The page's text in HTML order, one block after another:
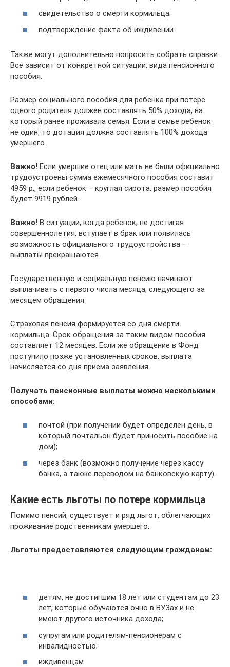
свидетельство о смерти кормильца;
подтверждение факта об иждивении.
Также могут дополнительно попросить собрать справки.
Все зависит от конкретной ситуации, вида пенсионного
пособия.
Размер социального пособия для ребенка при потере
одного родителя должен составлять 50% дохода, на
который ранее проживала семья. Если в семье ребенок
не один, то дотация должна составлять 100% дохода
умершего.
Важно! Если умершие отец или мать не были официально
трудоустроены сумма ежемесячного пособия составит
4959 р., если ребенок – круглая сирота, размер пособия
будет 9919 рублей.
Важно! В ситуации, когда ребенок, не достигая
совершеннолетия, вступает в брак или появилась
возможность официального трудоустройства –
выплаты прекращаются.
Государственную и социальную пенсию начинают
выплачивать с первого числа месяца, следующего за
месяцем обращения.
Страховая пенсия формируется со дня смерти
кормильца. Срок обращения за таким видом пособия
составляет 12 месяцев. Если же обращение в Фонд
поступило позже установленных сроков, выплата
начисляется со дня приема заявления.
Получать пенсионные выплаты можно несколькими
способами:
почтой (при получении будет определен день, в
который почтальон будет приносить пособие на
дом);
через банк (возможно получение через кассу
банка, а также переводом на банковскую карту).
Какие есть льготы по потере кормильца
Помимо пенсий, существует и ряд льгот, облегчающих
проживание родственникам умершего.
Льготы предоставляются следующим гражданам:
детям, не достигшим 18 лет или студентам до 23
лет, которые обучаются очно в ВУЗах и не
имеют другого источника дохода;
супругам или родителям-пенсионерам с
инвалидностью;
иждивенцам.